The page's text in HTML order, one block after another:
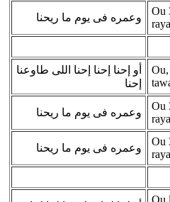
وعمره فى يوم ما ريحنا
Ou
أو إحنا إحنا إحنا اللى طاوعنا
إحنا
Ou,
وعمره فى يوم ما ريحنا
Ou
وعمره فى يوم ما ريحنا
Ou
Ou